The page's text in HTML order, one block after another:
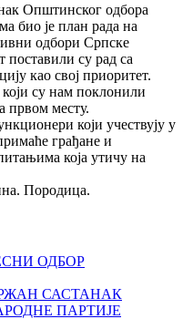
Општинског одбора
био је план рада на
одбори Српске
поставили су рад са
као свој приоритет.
су нам поклонили
првом месту.
који учествују у
грађане и
која утичу на
Породица.
ОДБОР
САСТАНАК
ПАРТИЈЕ